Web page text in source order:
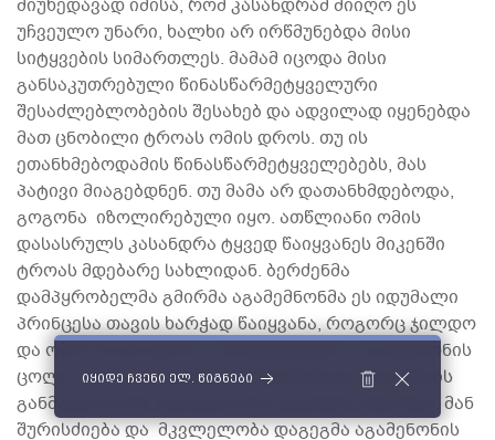
მიუხედავად იმისა, რომ კასანდრამ მიიღო ეს
უჩვეულო უნარი, ხალხი არ ირწმუნებდა მისი
სიტყვების სიმართლეს. მამამ იცოდა მისი
განსაკუთრებული წინასწარმეტყველური
შესაძლებლობების შესახებ და ადვილად იყენებდა
მათ ცნობილი ტროას ომის დროს. თუ ის
ეთანხმებოდამის წინასწარმეტყველებებს, მას
პატივი მიაგებდნენ. თუ მამა არ დათანხმდებოდა,
გოგონა იზოლირებული იყო. ათწლიანი ომის
დასასრულს კასანდრა ტყვედ წაიყვანეს მიკენში
ტროას მდებარე სახლიდან. ბერძენმა
დამპყრობელმა გმირმა აგამემნონმა ეს იდუმალი
პრინცესა თავის ხარჭად წაიყვანა, როგორც ჯილდო
და ომის ნაალაფარი. კლიტემნესტრა, აგამემნონის
ცოლი, მათ სასახლეში ელოდებოდადა ათი წლის
განმავლობაში მკვლელობის გეგმებს აწყობდა. მან
შურისძიება და მკვლელობა დაგეგმა აგამენონის
იყიდე ჩვენი ელ. წიგნები